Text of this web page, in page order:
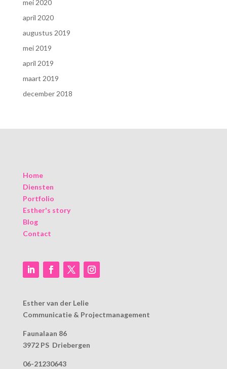
mei 2020
april 2020
augustus 2019
mei 2019
april 2019
maart 2019
december 2018
Home
Diensten
Portfolio
Esther's story
Blog
Contact
Esther van der Lelie
Communicatie & Projectmanagement
Faunalaan 86
3972 PS Driebergen
06-21230643